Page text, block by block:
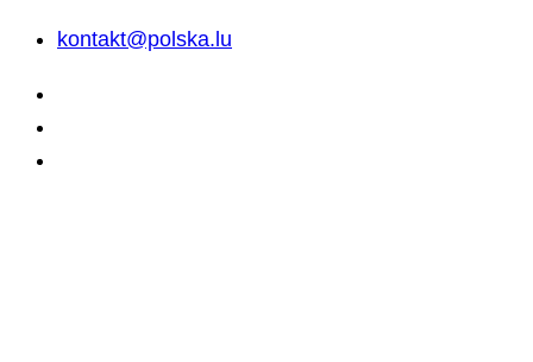
kontakt@polska.lu